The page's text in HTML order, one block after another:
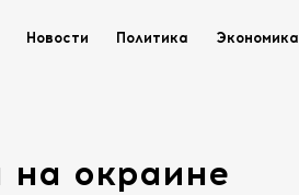
Новости Политика Экономика
на окраине